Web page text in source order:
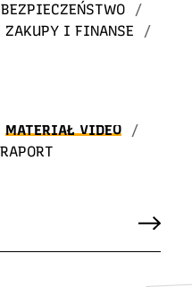
/
ZAKUPY I FINANSE
/
MATERIAŁ VIDEO
/
RAPORT